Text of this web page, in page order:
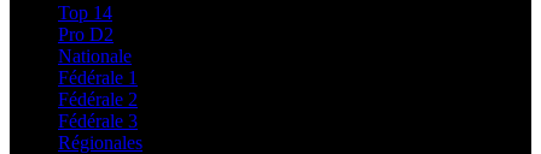
Top 14
Pro D2
Nationale
Fédérale 1
Fédérale 2
Fédérale 3
Régionales